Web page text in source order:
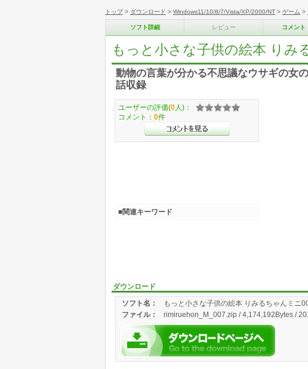
トップ> ダウンロード > Windows11/10/8/7/Vista/XP/2000/NT > ゲーム >
ソフト詳細 レビュー コメント
もっと小さな子供の絵本 りみ
動物の言葉が分かる不思議なウサギの女
話収録
ダウンロード
ソフト名：
もっと小さな子供の絵本 りみるちゃんミニ
ファイル： rimiruehon_M_007.zip / 4,174,192Bytes /
ユーザーの評価(0 人)：
コメント： 0件
■関連キーワード